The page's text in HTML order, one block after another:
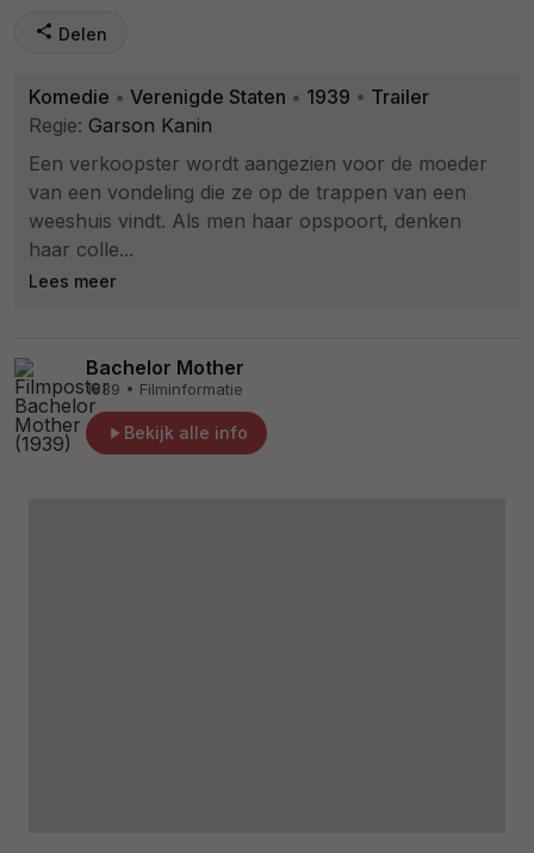
Delen
Komedie • Verenigde Staten • 1939 • Trailer
Regie: Garson Kanin
Een verkoopster wordt aangezien voor de moeder
van een vondeling die ze op de trappen van een
weeshuis vindt. Als men haar opspoort, denken
haar colle...
Lees meer
Bachelor Mother
1939 • Filminformatie
Bekijk alle info